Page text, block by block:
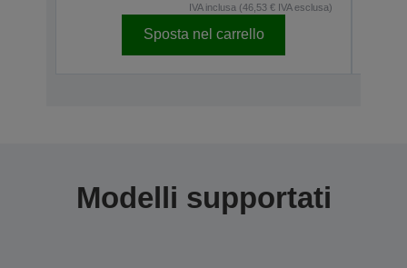
IVA inclusa (46,53 € IVA esclusa)
Sposta nel carrello
Modelli supportati